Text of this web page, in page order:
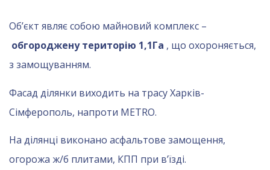
Об’єкт являє собою майновий комплекс –
обгороджену територію 1,1Га , що охороняється,
з замощуванням.
Фасад ділянки виходить на трасу Харків-
Сімферополь, напроти METRO.
На ділянці виконано асфальтове замощення,
огорожа ж/б плитами, КПП при в’їзді.